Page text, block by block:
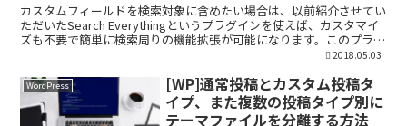
カスタムフィールドを検索対象に含めたい場合は、以前紹介させてい
ただいたSearch Everythingというプラグインを使えば、カスタマイ
ズも不要で簡単に検索周りの機能拡張が可能になります。このプラグ
2018.05.03
WordPress
[WP]通常投稿とカスタム投稿タ
イプ、また複数の投稿タイプ別に
テーマファイルを分離する方法